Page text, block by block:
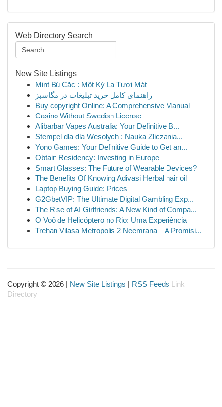
Web Directory Search
New Site Listings
Mint Bú Cặc : Một Kỳ Lạ Tươi Mát
راهنمای کامل خرید تبلیغات در مگاسبز
Buy copyright Online: A Comprehensive Manual
Casino Without Swedish License
Alibarbar Vapes Australia: Your Definitive B...
Stempel dla dla Wesołych : Nauka Zliczania...
Yono Games: Your Definitive Guide to Get an...
Obtain Residency: Investing in Europe
Smart Glasses: The Future of Wearable Devices?
The Benefits Of Knowing Adivasi Herbal hair oil
Laptop Buying Guide: Prices
G2GbetVIP: The Ultimate Digital Gambling Exp...
The Rise of AI Girlfriends: A New Kind of Compa...
O Voô de Helicóptero no Rio: Uma Experiência
Trehan Vilasa Metropolis 2 Neemrana – A Promisi...
Copyright © 2026 | New Site Listings | RSS Feeds Link
Directory